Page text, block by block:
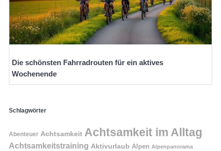
Die schönsten Fahrradrouten für ein aktives
Wochenende
Schlagwörter
Abenteuer Achtsamkeit Achtsamkeit im Alltag
Achtsamkeitstraining Aktivurlaub Alpen Alpenpanorama